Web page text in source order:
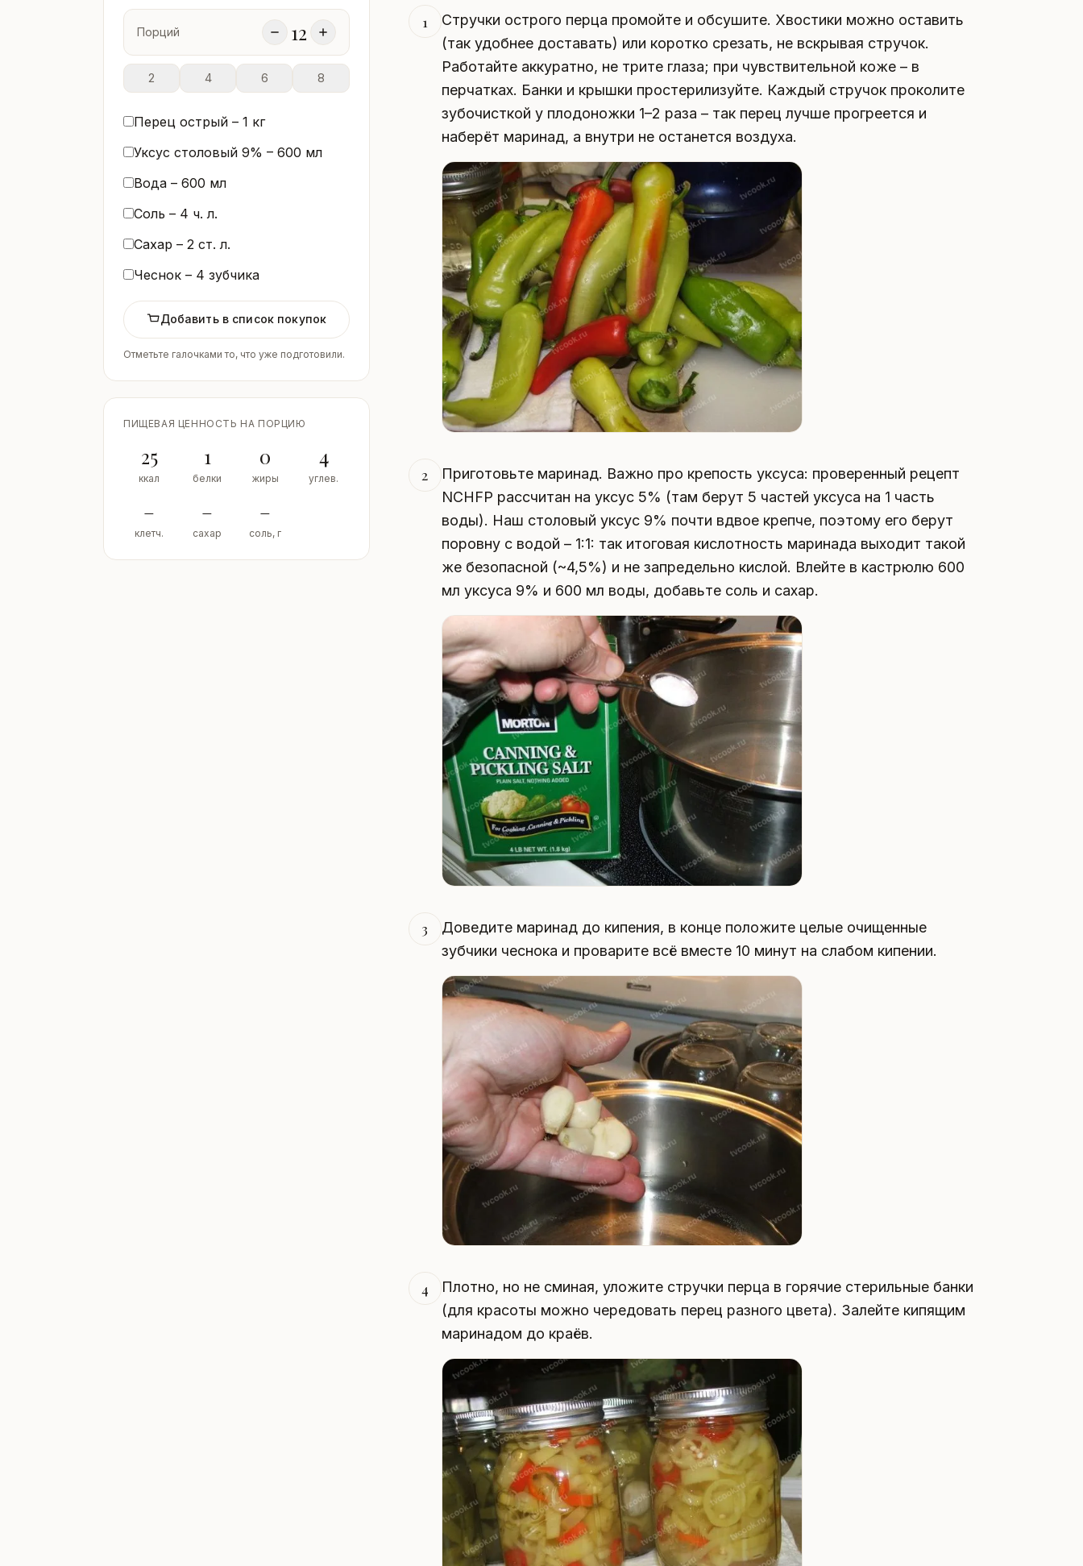
Порций 12
2 4 6 8
Перец острый – 1 кг
Уксус столовый 9% – 600 мл
Вода – 600 мл
Соль – 4 ч. л.
Сахар – 2 ст. л.
Чеснок – 4 зубчика
Добавить в список покупок
Отметьте галочками то, что уже подготовили.
ПИЩЕВАЯ ЦЕННОСТЬ НА ПОРЦИЮ
25
ккал
1
белки
0
жиры
4
углев.
–
клетч.
–
сахар
–
соль, г
1
Стручки острого перца промойте и обсушите. Хвостики можно оставить
(так удобнее доставать) или коротко срезать, не вскрывая стручок.
Работайте аккуратно, не трите глаза; при чувствительной коже – в
перчатках. Банки и крышки простерилизуйте. Каждый стручок проколите
зубочисткой у плодоножки 1–2 раза – так перец лучше прогреется и
наберёт маринад, а внутри не останется воздуха.
2
Приготовьте маринад. Важно про крепость уксуса: проверенный рецепт
NCHFP рассчитан на уксус 5% (там берут 5 частей уксуса на 1 часть
воды). Наш столовый уксус 9% почти вдвое крепче, поэтому его берут
поровну с водой – 1:1: так итоговая кислотность маринада выходит такой
же безопасной (~4,5%) и не запредельно кислой. Влейте в кастрюлю 600
мл уксуса 9% и 600 мл воды, добавьте соль и сахар.
3
Доведите маринад до кипения, в конце положите целые очищенные
зубчики чеснока и проварите всё вместе 10 минут на слабом кипении.
4
Плотно, но не сминая, уложите стручки перца в горячие стерильные банки
(для красоты можно чередовать перец разного цвета). Залейте кипящим
маринадом до краёв.